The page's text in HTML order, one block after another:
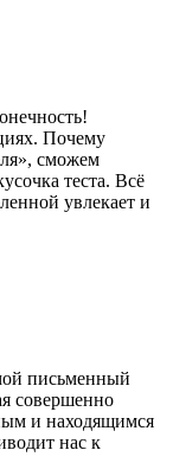
Почему
сможем
теста. Всё
увлекает и
письменный
совершенно
и находящимся
нас к